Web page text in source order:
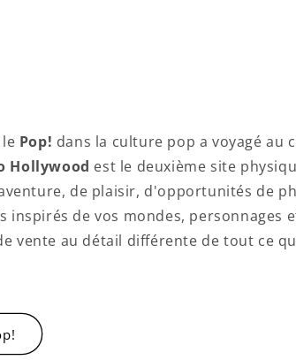
Pop! dans la culture pop a voyagé
Hollywood est le deuxième site
de plaisir, d'opportunités de
inspirés de vos mondes, personnages
vente au détail différente de tout ce